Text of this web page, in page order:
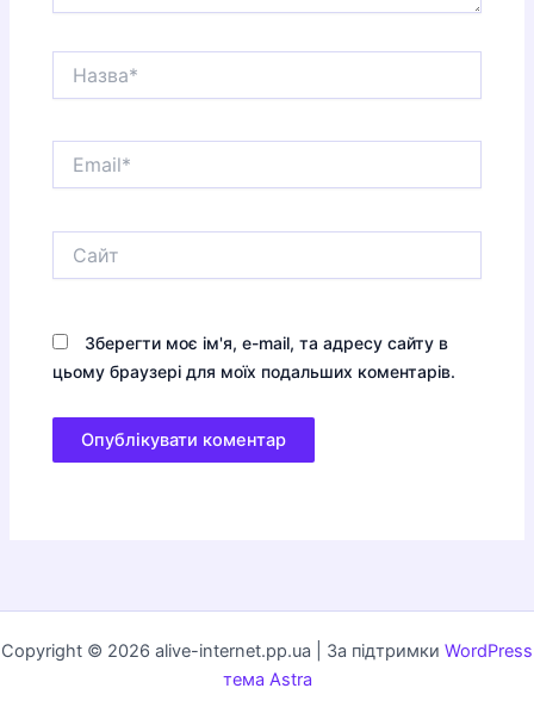
Зберегти моє ім'я, e-mail, та адресу сайту в
цьому браузері для моїх подальших коментарів.
Copyright © 2026 alive-internet.pp.ua | За підтримки WordPress
тема Astra